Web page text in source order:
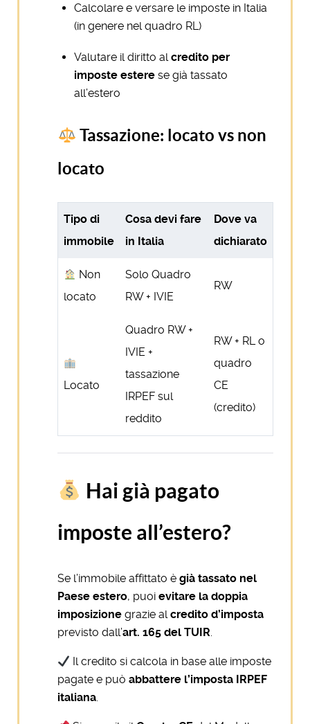
Calcolare e versare le imposte in Italia
(in genere nel quadro RL)
Valutare il diritto alcredito per
imposte estere se già tassato
all’estero
Tassazione: locato vs non
locato
Tipo di
immobile
Cosa devi fare
in Italia
Dove va
dichiarato
Non
locato
Solo Quadro
RW + IVIE
RW
Locato
Quadro RW +
IVIE +
tassazione
IRPEF sul
reddito
RW + RL o
quadro
CE
(credito)
Hai già pagato
imposte all’estero?
Se l’immobile affittato è già tassato nel
Paese estero, puoi evitare la doppia
imposizione grazie alcredito d’imposta
previsto dall’art. 165 del TUIR.
Il credito si calcola in base alle imposte
pagate e può abbattere l’imposta IRPEF
italiana.